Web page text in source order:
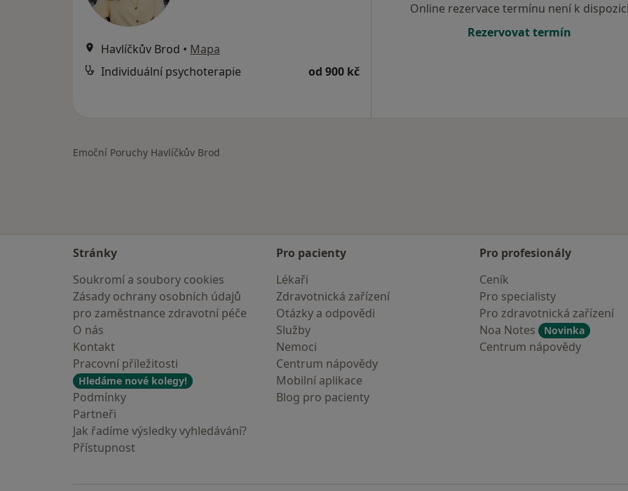
Havlíčkův Brod • Mapa
Individuální psychoterapie
od 900 kč
Online rezervace termínu není k dispozici
Rezervovat termín
Emoční Poruchy Havlíčkův Brod
Stránky
Soukromí a soubory cookies
Zásady ochrany osobních údajů
pro zaměstnance zdravotní péče
O nás
Kontakt
Pracovní příležitosti
Hledáme nové kolegy!
Podmínky
Partneři
Jak řadíme výsledky vyhledávání?
Přístupnost
Pro pacienty
Lékaři
Zdravotnická zařízení
Otázky a odpovědi
Služby
Nemoci
Centrum nápovědy
Mobilní aplikace
Blog pro pacienty
Pro profesionály
Ceník
Pro specialisty
Pro zdravotnická zařízení
Noa Notes
Novinka
Centrum nápovědy